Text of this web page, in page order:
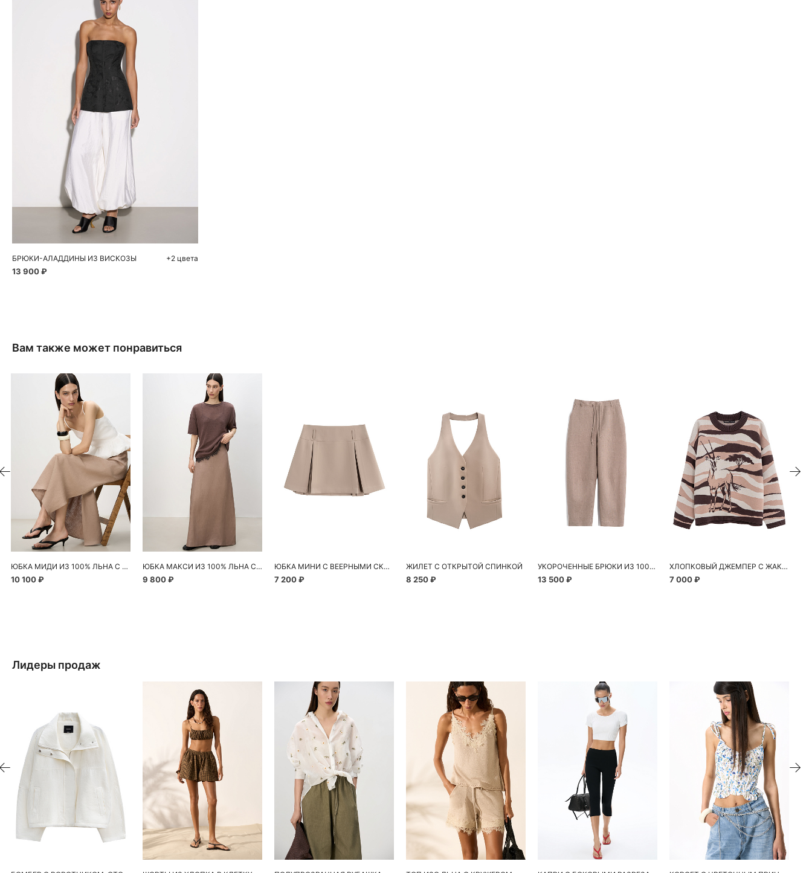
Добавить в корзину
S
БРЮКИ-АЛАДДИНЫ ИЗ ВИСКОЗЫ
13 900 ₽
+2 цвета
Вам также может понравиться
ЮБКА МИДИ ИЗ 100% ЛЬНА С РАЗРЕЗОМ
10 100 ₽
ЮБКА МАКСИ ИЗ 100% ЛЬНА С РАЗРЕЗОМ СБОКУ
9 800 ₽
ЮБКА МИНИ С ВЕЕРНЫМИ СКЛАДКАМИ
7 200 ₽
ЖИЛЕТ С ОТКРЫТОЙ СПИНКОЙ
8 250 ₽
УКОРОЧЕННЫЕ БРЮКИ ИЗ 100% ЛЬНА
13 500 ₽
ХЛОПКОВЫЙ ДЖЕМПЕР С ЖАККАРДОВЫМ УЗОРОМ
7 000 ₽
Лидеры продаж